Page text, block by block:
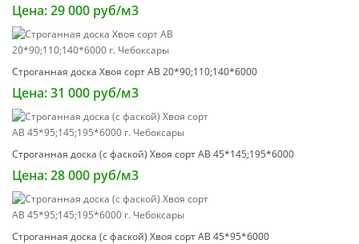
Цена: 29 000 руб/м3
Строганная доска Хвоя сорт АВ 20*90;110;140*6000
Цена: 31 000 руб/м3
Строганная доска (с фаской) Хвоя сорт АВ 45*145;195*6000
Цена: 28 000 руб/м3
Строганная доска (с фаской) Хвоя сорт АВ 45*95*6000